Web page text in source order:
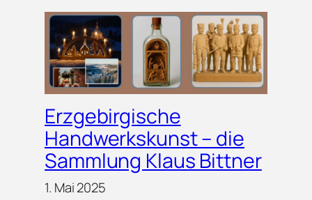
Erzgebirgische
Handwerkskunst – die
Sammlung Klaus Bittner
1. Mai 2025